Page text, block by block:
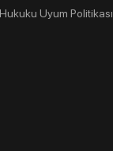
Uyum Politikası